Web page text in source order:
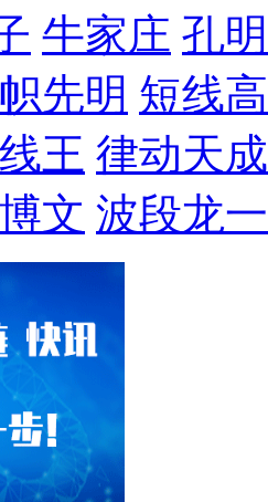
牛家庄 孔
先明 短线
王 律动天成
文 波段龙一